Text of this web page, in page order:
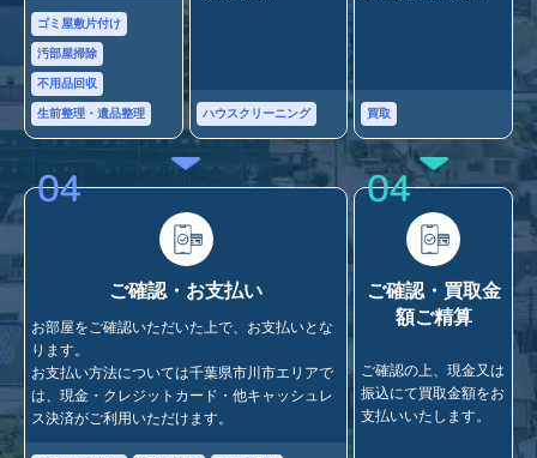
ゴミ屋敷片付け
汚部屋掃除
不用品回収
生前整理・遺品整理 ハウスクリーニング 買取
04
ご確認・お支払い
お部屋をご確認いただいた上で、お支払いとな
ります。
お支払い方法については千葉県市川市エリアで
は、現金・クレジットカード・他キャッシュレ
ス決済がご利用いただけます。
04
ご確認・買取金
額ご精算
ご確認の上、現金又は
振込にて買取金額をお
支払いいたします。